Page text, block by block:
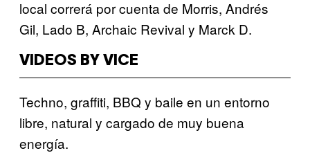
local correrá por cuenta de Morris, Andrés
Gil, Lado B, Archaic Revival y Marck D.
VIDEOS BY VICE
Techno, graffiti, BBQ y baile en un entorno
libre, natural y cargado de muy buena
energía.